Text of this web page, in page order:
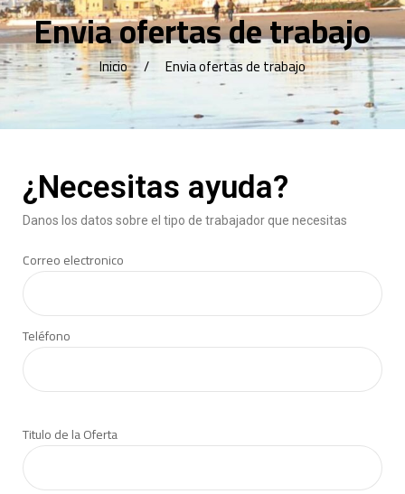
Envia ofertas de trabajo
Inicio Envia ofertas de trabajo
¿Necesitas ayuda?
Danos los datos sobre el tipo de trabajador que necesitas
Correo electronico
Teléfono
Titulo de la Oferta